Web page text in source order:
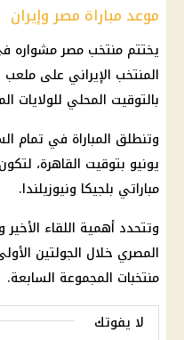
موعد مباراة مصر وإيران
يختتم منتخب مصرمشواره
المنتخب الإيراني على ملعب
بالتوقيت المحلي للولايات
يونيو بتوقيت القاهرة،
مباراتي بلجيكا ونيوزيلندا.
وتتحدد أهمية اللقاء
المصري خلال الجولتين
منتخبات المجموعة السابعة.
لا يفوتك